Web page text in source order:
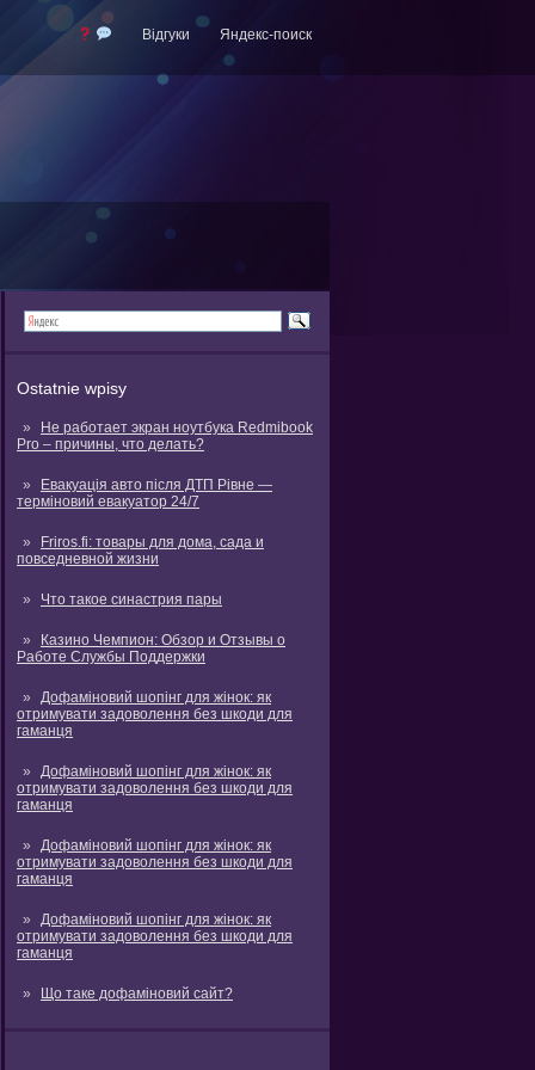
Відгуки Яндекс-поиск
Ostatnie wpisy
Не работает экран ноутбука Redmibook
Pro – причины, что делать?
Евакуація авто після ДТП Рівне —
терміновий евакуатор 24/7
Friros.fi: товары для дома, сада и
повседневной жизни
Что такое синастрия пары
Казино Чемпион: Обзор и Отзывы о
Работе Службы Поддержки
Дофаміновий шопінг для жінок: як
отримувати задоволення без шкоди для
гаманця
Дофаміновий шопінг для жінок: як
отримувати задоволення без шкоди для
гаманця
Дофаміновий шопінг для жінок: як
отримувати задоволення без шкоди для
гаманця
Дофаміновий шопінг для жінок: як
отримувати задоволення без шкоди для
гаманця
Що таке дофаміновий сайт?